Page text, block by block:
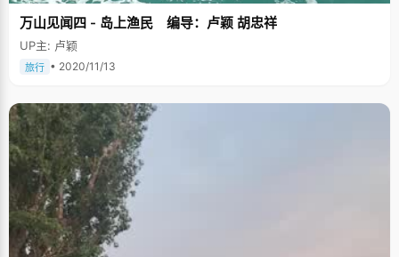
万山见闻四 - 岛上渔民 编导：卢颖 胡忠祥
UP主: 卢颖
旅行 • 2020/11/13